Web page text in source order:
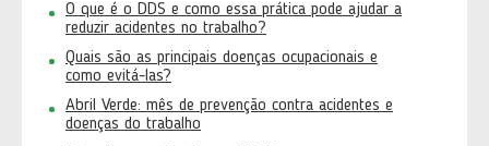
O que é o DDS e como essa prática pode ajudar a
reduzir acidentes no trabalho?
Quais são as principais doenças ocupacionais e
como evitá-las?
Abril Verde: mês de prevenção contra acidentes e
doenças do trabalho